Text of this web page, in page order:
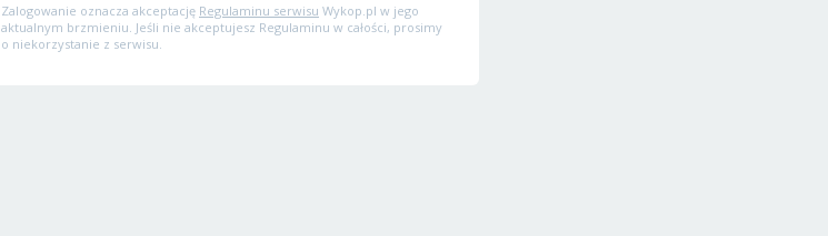
Zalogowanie oznacza akceptację Regulaminu serwisu Wykop.pl w jego
aktualnym brzmieniu. Jeśli nie akceptujesz Regulaminu w całości, prosimy
o niekorzystanie z serwisu.